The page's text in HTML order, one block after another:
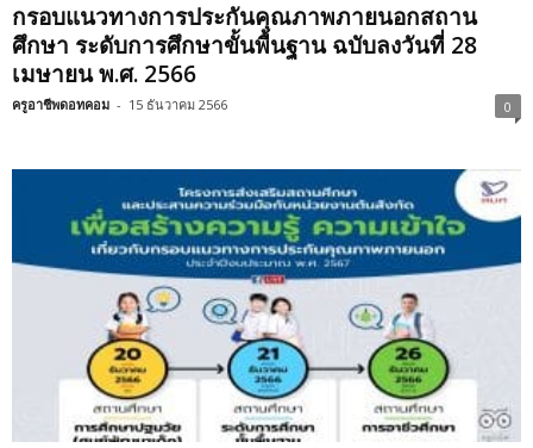
กรอบแนวทางการประกันคุณภาพภายนอกสถาน
ศึกษา ระดับการศึกษาขั้นพื้นฐาน ฉบับลงวันที่ 28
เมษายน พ.ศ. 2566
ครูอาชีพดอทคอม - 15 ธันวาคม 2566 0